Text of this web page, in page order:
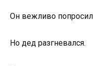
Он вежливо
Но дед разгневался.